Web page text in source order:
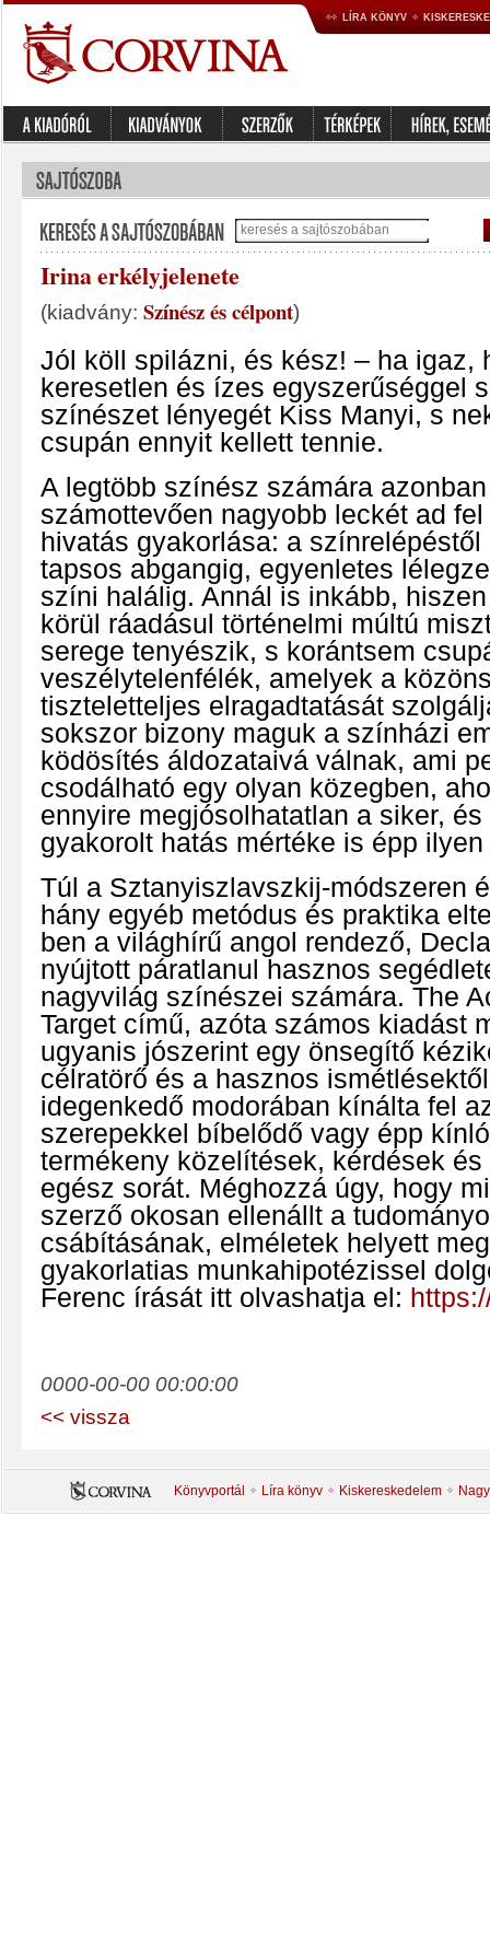
LÍRA KÖNYV
Irina erkélyjelenete
(kiadvány: Színész és célpont)
Jól köll spilázni, és kész! – ha igaz,
keresetlen és ízes egyszerűséggel
színészet lényegét Kiss Manyi, s
csupán ennyit kellett tennie.
A legtöbb színész számára
számottevően nagyobb leckét ad
hivatás gyakorlása: a színrelépéstől
tapsos abgangig, egyenletes
színi halálig. Annál is inkább,
körül ráadásul történelmi múltú
serege tenyészik, s korántsem
veszélytelenfélék, amelyek a
tiszteletteljes elragadtatását
sokszor bizony maguk a színházi
ködösítés áldozataivá válnak, ami
csodálható egy olyan közegben,
ennyire megjósolhatatlan a siker,
gyakorolt hatás mértéke is épp
Túl a Sztanyiszlavszkij-módszeren
hány egyéb metódus és praktika
ben a világhírű angol rendező,
nyújtott páratlanul hasznos
nagyvilág színészei számára. The
Target című, azóta számos kiadást
ugyanis jószerint egy önsegítő
célratörő és a hasznos
idegenkedő modorában kínálta fel
szerepekkel bíbelődő vagy épp
termékeny közelítések, kérdések
egész sorát. Méghozzá úgy, hogy
szerző okosan ellenállt a
csábításának, elméletek helyett
gyakorlatias munkahipotézissel
Ferenc írását itt olvashatja el:
0000-00-00 00:00:00
<< vissza
Könyvportál Líra könyv Kiskereskedelem